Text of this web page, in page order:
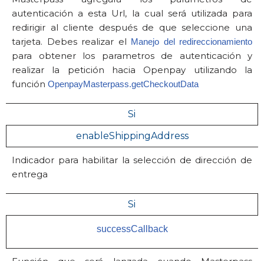
autenticación a esta Url, la cual será utilizada para
redirigir al cliente después de que seleccione una
tarjeta. Debes realizar el Manejo del redireccionamiento
para obtener los parametros de autenticación y
realizar la petición hacia Openpay utilizando la
función OpenpayMasterpass.getCheckoutData
Si
enableShippingAddress
Indicador para habilitar la selección de dirección de
entrega
Si
successCallback